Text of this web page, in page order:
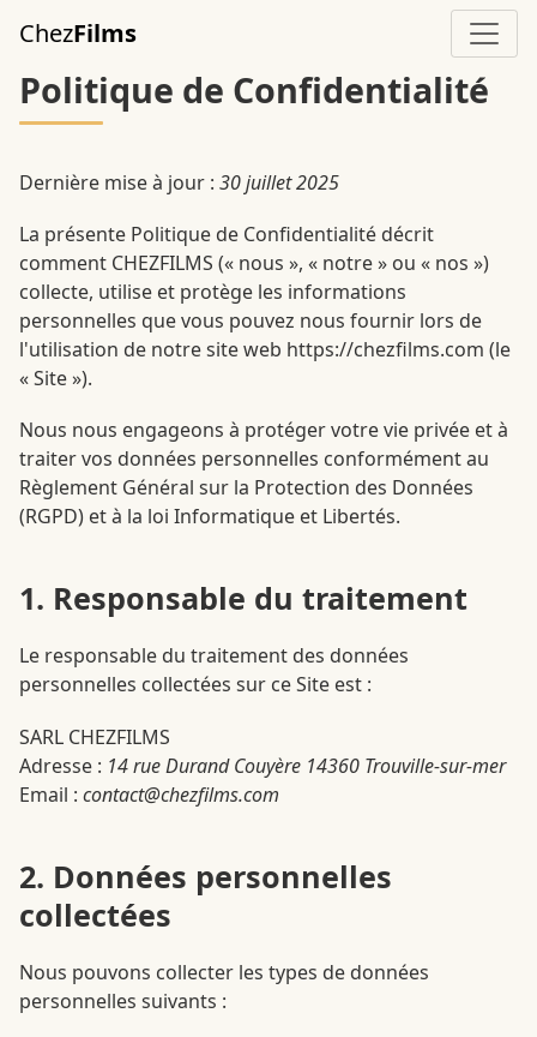
ChezFilms
Politique de Confidentialité
Dernière mise à jour : 30 juillet 2025
La présente Politique de Confidentialité décrit
comment CHEZFILMS (« nous », « notre » ou « nos »)
collecte, utilise et protège les informations
personnelles que vous pouvez nous fournir lors de
l'utilisation de notre site web https://chezfilms.com (le
« Site »).
Nous nous engageons à protéger votre vie privée et à
traiter vos données personnelles conformément au
Règlement Général sur la Protection des Données
(RGPD) et à la loi Informatique et Libertés.
1. Responsable du traitement
Le responsable du traitement des données
personnelles collectées sur ce Site est :
SARL CHEZFILMS
Adresse : 14 rue Durand Couyère 14360 Trouville-sur-mer
Email : contact@chezfilms.com
2. Données personnelles
collectées
Nous pouvons collecter les types de données
personnelles suivants :